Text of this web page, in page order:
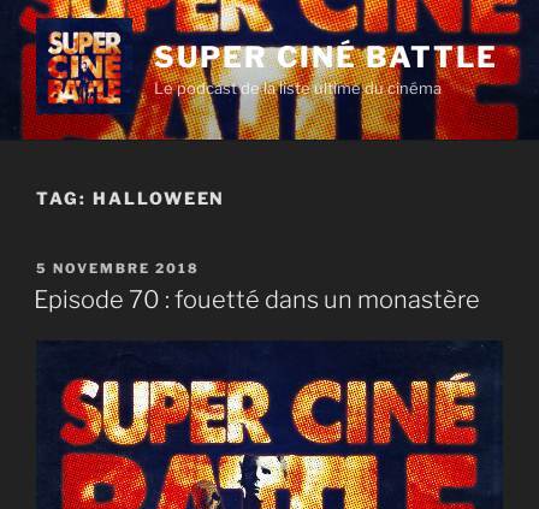
Aller
contenu
principal
SUPER CINÉ BATTLE
Le podcast de la liste ultime du cinéma
TAG: HALLOWEEN
PUBLIÉ
LE
5 NOVEMBRE 2018
Episode 70 : fouetté dans un monastère